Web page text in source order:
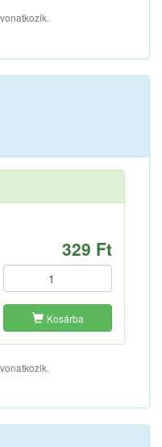
329 Ft
Kosárba